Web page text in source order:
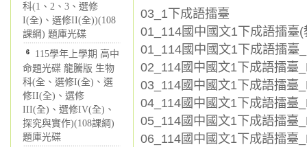
科(1、2、3、選修
I(全)、選修II(全))(108
課綱) 題庫光碟
6 115學年上學期 高中
命題光碟 龍騰版 生物
科(全、選修I(全)、選
修II(全)、選修
III(全)、選修IV(全)、
探究與實作)(108課綱)
題庫光碟
03_1下成語擂臺
01_114國中國文1下成語擂臺(
01_114國中國文1下成語擂臺
02_114國中國文1下成語擂臺
03_114國中國文1下成語擂臺
04_114國中國文1下成語擂臺
05_114國中國文1下成語擂臺
06_114國中國文1下成語擂臺